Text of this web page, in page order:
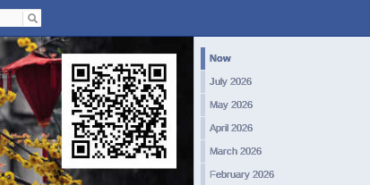
Now
July 2026
May 2026
April 2026
March 2026
February 2026